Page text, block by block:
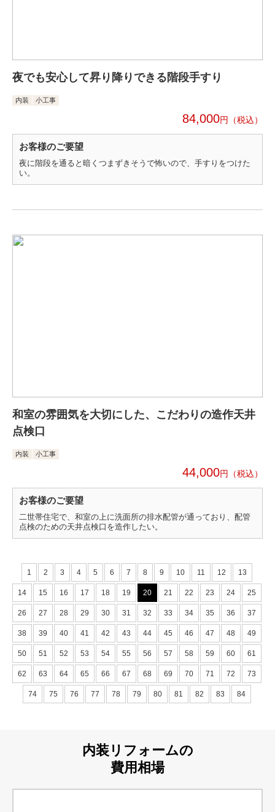
夜でも安心して昇り降りできる階段手すり
内装 小工事
84,000円
お客様のご要望
夜に階段を通ると暗くつまずきそうで怖いので、手すりをつけた
い。
和室の雰囲気を大切にした、こだわりの造作天井
点検口
内装 小工事
44,000円
お客様のご要望
二世帯住宅で、和室の上に洗面所の排水配管が通っており、配管
点検のための天井点検口を造作したい。
1 2 3 4 5 6 7 8 9 10 11 12 13
14 15 16 17 18 19 20 21 22 23 24 25
26 27 28 29 30 31 32 33 34 35 36 37
38 39 40 41 42 43 44 45 46 47 48 49
50 51 52 53 54 55 56 57 58 59 60 61
62 63 64 65 66 67 68 69 70 71 72 73
74 75 76 77 78 79 80 81 82 83 84
内装リフォームの
費用相場